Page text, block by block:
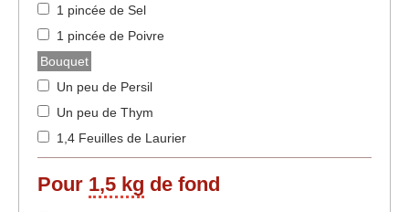
1 pincée de Sel
1 pincée de Poivre
Bouquet
Un peu de Persil
Un peu de Thym
1,4 Feuilles de Laurier
Pour 1,5 kg de fond